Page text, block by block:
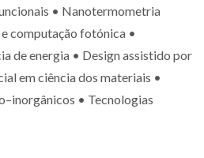
• Nanotermometria
computação fotónica •
de energia • Design assistido por
em ciência dos materiais •
• Tecnologias